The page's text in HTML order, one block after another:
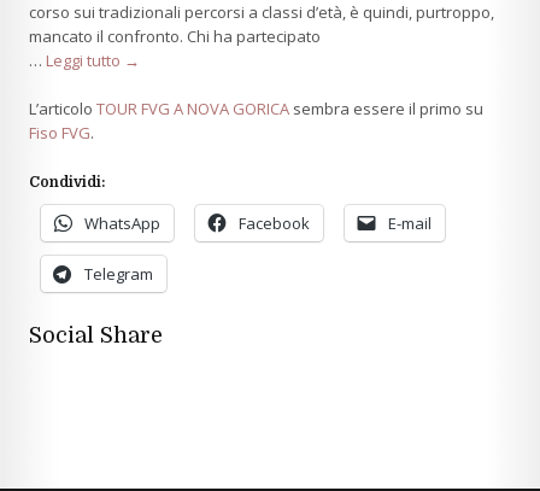
corso sui tradizionali percorsi a classi d’età, è quindi, purtroppo,
mancato il confronto. Chi ha partecipato
… Leggi tutto →
L’articolo TOUR FVG A NOVA GORICA sembra essere il primo su
Fiso FVG.
Condividi:
WhatsApp Facebook E-mail
Telegram
Social Share